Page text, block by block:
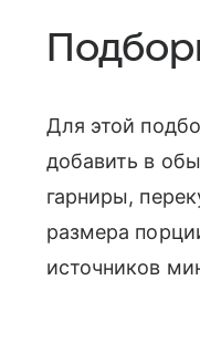
Для этой
добавить в
гарниры,
размера
источников